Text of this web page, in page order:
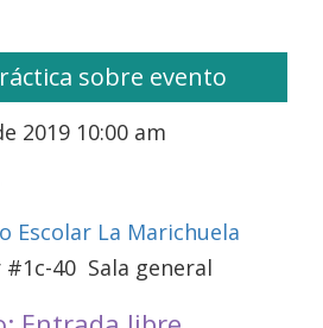
sobre evento
2019 10:00 am
Escolar La Marichuela
#1c-40 Sala general